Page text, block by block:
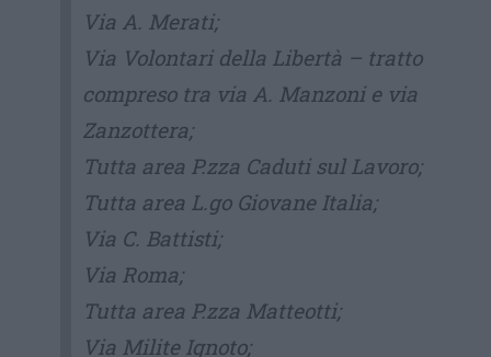
Via A. Merati;
Via Volontari della Libertà – tratto
compreso tra via A. Manzoni e via
Zanzottera;
Tutta area P.zza Caduti sul Lavoro;
Tutta area L.go Giovane Italia;
Via C. Battisti;
Via Roma;
Tutta area P.zza Matteotti;
Via Milite Ignoto;